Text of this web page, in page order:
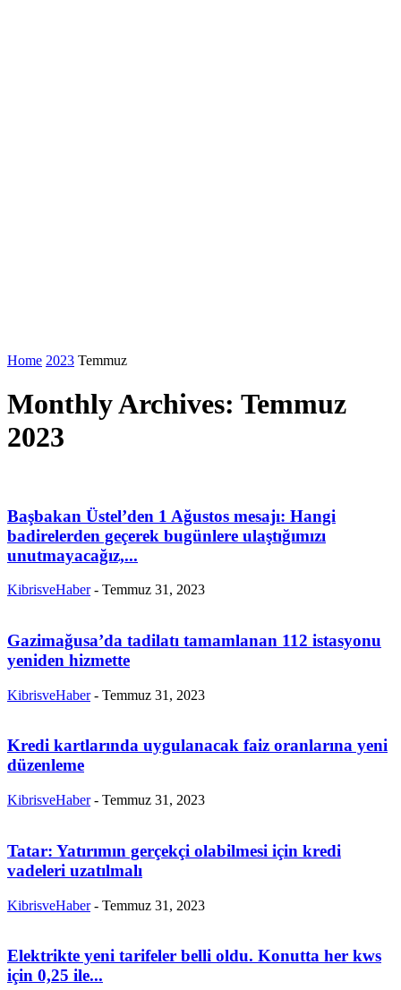
Home 2023 Temmuz
Monthly Archives: Temmuz
2023
Başbakan Üstel’den 1 Ağustos mesajı: Hangi
badirelerden geçerek bugünlere ulaştığımızı
unutmayacağız,...
KibrisveHaber - Temmuz 31, 2023
Gazimağusa’da tadilatı tamamlanan 112 istasyonu
yeniden hizmette
KibrisveHaber - Temmuz 31, 2023
Kredi kartlarında uygulanacak faiz oranlarına yeni
düzenleme
KibrisveHaber - Temmuz 31, 2023
Tatar: Yatırımın gerçekçi olabilmesi için kredi
vadeleri uzatılmalı
KibrisveHaber - Temmuz 31, 2023
Elektrikte yeni tarifeler belli oldu. Konutta her kws
için 0,25 ile...